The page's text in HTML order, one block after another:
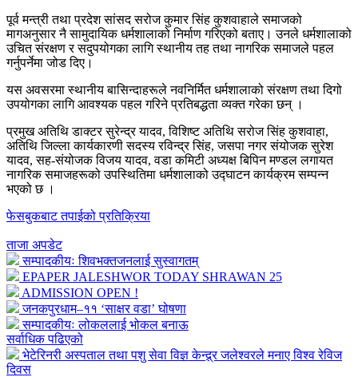
पूर्व मन्त्री तथा प्रदेश सांसद सरोज कुमार सिंह कुशवाहाले समाजको
मागअनुसार नै सामुदायिक धर्मशालाको निर्माण गरिएको बताए। उनले धर्मशालाको
उचित संरक्षण र सदुपयोगका लागि स्थानीय तह तथा नागरिक समाजले पहल
गर्नुपर्नेमा जोड दिए।
यस अवसरमा स्थानीय बासिन्दाहरूले नवनिर्मित धर्मशालाको संरक्षण तथा दिगो
उपयोगका लागि आवश्यक पहल गरिने प्रतिबद्धता व्यक्त गरेका छन् ।
प्रमुख अतिथि डाक्टर सुरेन्द्र यादव, विशिष्ट अतिथि सरोज सिंह कुशवाहा,
अतिथि जिल्ला कार्यकारणी सदस्य रविन्द्र सिंह, जसपा नगर संयोजक सुरेश
यादव, सह-संयोजक विजय यादव, वडा कमिटी अध्यक्ष बिपिन मण्डल लगायत
नागरिक समाजहरूको उपस्थितिमा धर्मशालाको उद्घाटन कार्यक्रम सम्पन्न
भएको छ ।
फेसबुकबाट तपाईको प्रतिक्रिया
ताजा अपडेट
सम्पादकीयः शिवभक्तजनलाई सुस्वागतम्
EPAPER JALESHWOR TODAY SHRAWAN 25
ADMISSION OPEN !
जनकपुरधाम–११ ‘साक्षर वडा’ घोषणा
सम्पादकीयः लोकललाई भोकल बनाऊ
सर्वाधिक पढिएको
भेटेरिनरी अस्पताल तथा पशु सेवा विज्ञ केन्द्र्र जलेश्वरले मनाए विश्व रेविज
दिवस